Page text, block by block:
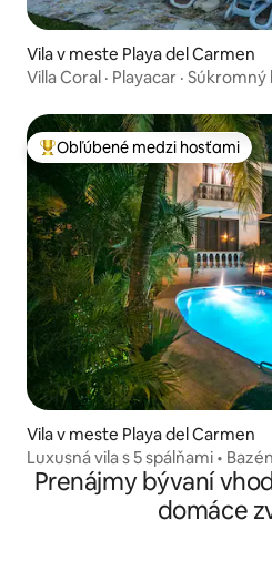
Vila v meste Playa del Carmen
Villa Coral · Playacar ·
Najobľúbenejšie medzi hosťami
Obľúbené medzi hosťami
Vila v meste Playa del Carmen
Luxusná vila s 5 spálňami •
more
Prenájmy bývaní
domáce